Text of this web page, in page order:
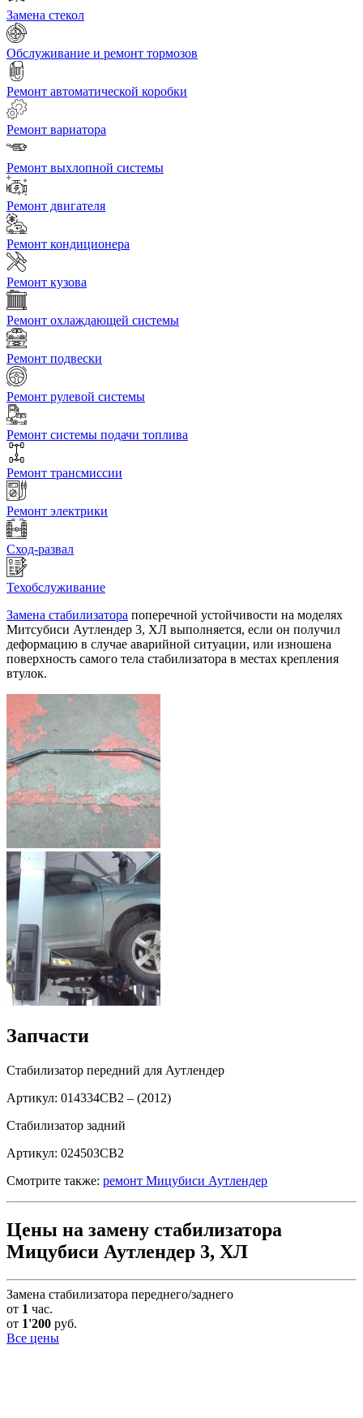
Замена стекол
Обслуживание и ремонт тормозов
Ремонт автоматической коробки
Ремонт вариатора
Ремонт выхлопной системы
Ремонт двигателя
Ремонт кондиционера
Ремонт кузова
Ремонт охлаждающей системы
Ремонт подвески
Ремонт рулевой системы
Ремонт системы подачи топлива
Ремонт трансмиссии
Ремонт электрики
Сход-развал
Техобслуживание
Замена стабилизатора поперечной устойчивости на моделях
Митсубиси Аутлендер 3, ХЛ выполняется, если он получил
деформацию в случае аварийной ситуации, или изношена
поверхность самого тела стабилизатора в местах крепления
втулок.
Запчасти
Стабилизатор передний для Аутлендер
Артикул: 014334CB2 – (2012)
Стабилизатор задний
Артикул: 024503CB2
Смотрите также: ремонт Мицубиси Аутлендер
Цены на замену стабилизатора
Мицубиси Аутлендер 3, ХЛ
Замена стабилизатора переднего/заднего
от 1 час.
от 1'200 руб.
Все цены